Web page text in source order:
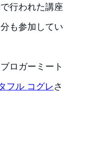
行われた講座
も参加してい
ロガーミート
フル コグレさ